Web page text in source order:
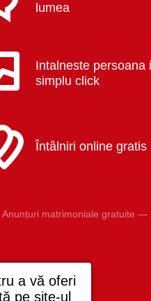
lumea
Intalneste persoana
simplu click
Întâlniri online gratis
Anunțuri matrimoniale gratuite
a vă oferi
pe site-ul